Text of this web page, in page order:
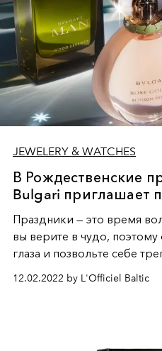
JEWELERY & WATCHES
В Рождественские
Bulgari приглашает
Праздники — это время
вы верите в чудо,
глаза и позвольте себе
Unexpected Wonders
12.02.2022 by L'Officiel Baltic